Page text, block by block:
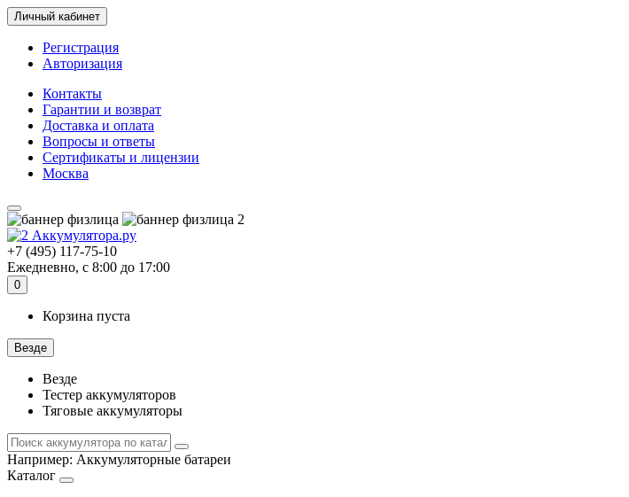
Личный кабинет
Регистрация
Авторизация
Контакты
Гарантии и возврат
Доставка и оплата
Вопросы и ответы
Сертификаты и лицензии
Москва
+7 (495) 117-75-10
Ежедневно, с 8:00 до 17:00
0
Корзина пуста
Везде
Везде
Тестер аккумуляторов
Тяговые аккумуляторы
Например: Аккумуляторные батареи
Каталог